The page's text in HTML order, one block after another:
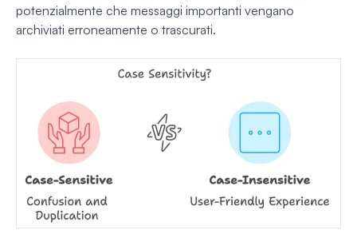
potenzialmente che messaggi importanti vengano
archiviati erroneamente o trascurati.